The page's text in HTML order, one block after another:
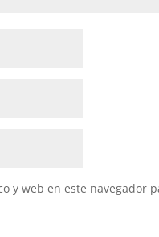
y web en este navegador